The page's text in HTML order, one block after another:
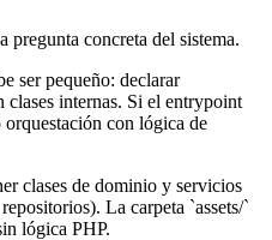
pregunta concreta del sistema.
ser pequeño: declarar
clases internas. Si el entrypoint
orquestación con lógica de
clases de dominio y servicios
La carpeta `assets/`
lógica PHP.